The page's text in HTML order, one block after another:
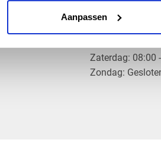
Aanpassen
​Zaterdag: 08:00
​Zondag: